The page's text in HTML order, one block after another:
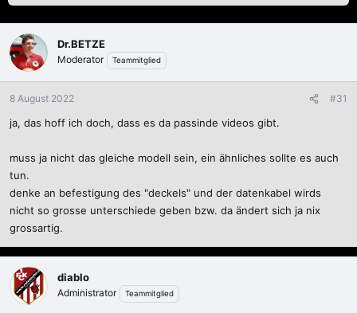
s
t
e
l
l
e
r
s
t
e
l
t
Dr.BETZE
Moderator Teammitglied
8 August 2022 #31
ja, das hoff ich doch, dass es da passinde videos gibt.
muss ja nicht das gleiche modell sein, ein ähnliches sollte es auch
tun.
denke an befestigung des "deckels" und der datenkabel wirds
nicht so grosse unterschiede geben bzw. da ändert sich ja nix
grossartig.
diablo
Administrator Teammitglied